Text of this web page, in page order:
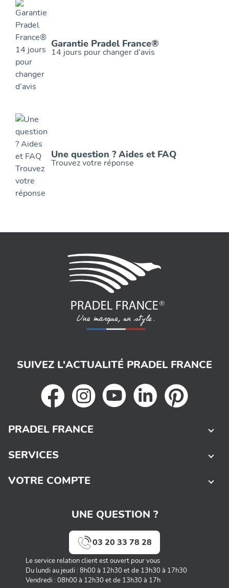
Garantie Pradel France®
14 jours pour changer d’avis
Une question ? Aides et FAQ
Trouvez votre réponse
UNE QUESTION ?
03 20 33 78 28
Le service relation client est ouvert pour vous
Du lundi au jeudi : 8h00 à 12h30 et de 13h30 à 17h30
Vendredi : 08h00 à 12h30 et de 13h30 à 17h
PRADEL FRANCE
SERVICES
VOTRE COMPTE
SUIVEZ L'ACTUALITÉ PRADEL FRANCE